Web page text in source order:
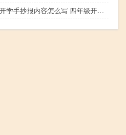
四年级开学手抄报内容怎么写 四年级开学第一课